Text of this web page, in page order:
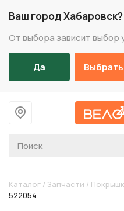
Ваш город Хабаровск?
От выбора зависит выбор
Да
Каталог / Запчасти /
522054